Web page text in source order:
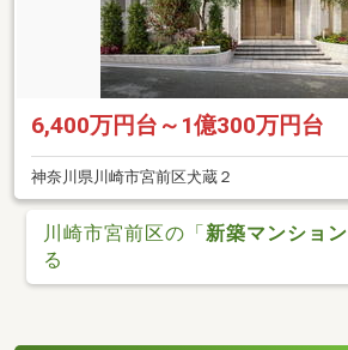
6,400万円台～1億300万円台
神奈川県川崎市宮前区犬蔵２
川崎市宮前区の「新築マンション
る